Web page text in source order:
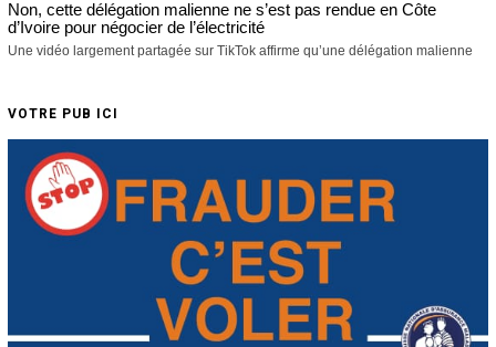
Non, cette délégation malienne ne s’est pas rendue en Côte
d’Ivoire pour négocier de l’électricité
Une vidéo largement partagée sur TikTok affirme qu’une délégation malienne
VOTRE PUB ICI